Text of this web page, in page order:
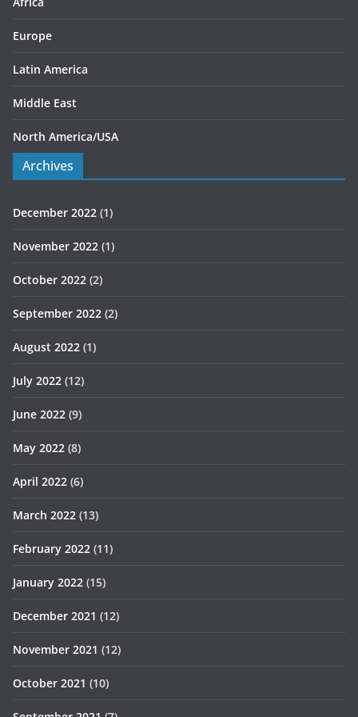
Europe
Latin America
Middle East
North America/USA
Archives
December 2022 (1)
November 2022 (1)
October 2022 (2)
September 2022 (2)
August 2022 (1)
July 2022 (12)
June 2022 (9)
May 2022 (8)
April 2022 (6)
March 2022 (13)
February 2022 (11)
January 2022 (15)
December 2021 (12)
November 2021 (12)
October 2021 (10)